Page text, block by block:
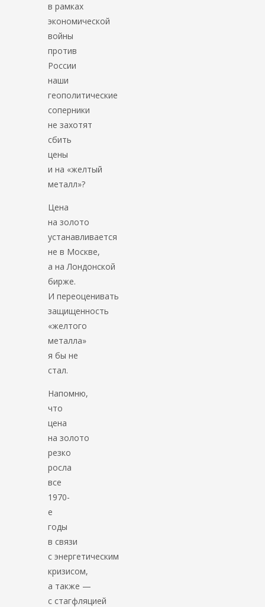
в рамках
экономической
войны
против
России
наши
геополитические
соперники
не захотят
сбить
цены
и на «желтый
металл»?
Цена
на золото
устанавливается
не в Москве,
а на Лондонской
бирже.
И переоценивать
защищенность
«желтого
металла»
я бы не
стал.
Напомню,
что
цена
на золото
резко
росла
все
1970-
е
годы
в связи
с энергетическим
кризисом,
а также —
с стагфляцией